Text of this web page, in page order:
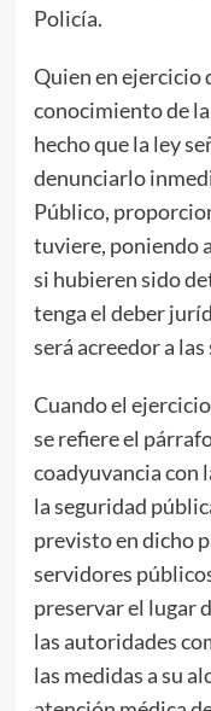
Policía.
Quien en ejercicio
conocimiento de
hecho que la ley
denunciarlo
Público,
tuviere, poniendo
si hubieren sido
tenga el deber
será acreedor a
Cuando el
se refiere el
coadyuvancia con
la seguridad
previsto en dicho
servidores
preservar el lugar
las autoridades
las medidas a su